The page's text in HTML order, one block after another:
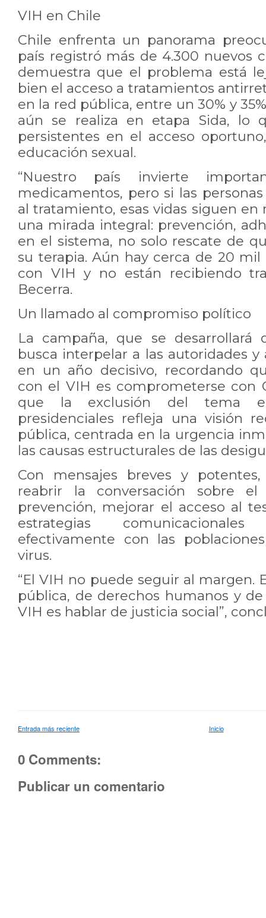
VIH en Chile
Chile enfrenta un panorama
país registró más de 4.300 nuevos
demuestra que el problema está
bien el acceso a tratamientos
en la red pública, entre un 30% y
aún se realiza en etapa Sida, lo
persistentes en el acceso
educación sexual.
“Nuestro país invierte
medicamentos, pero si las
al tratamiento, esas vidas siguen en
una mirada integral: prevención,
en el sistema, no solo rescate de
su terapia. Aún hay cerca de 20 mil
con VIH y no están recibiendo
Becerra.
Un llamado al compromiso político
La campaña, que se desarrollará
busca interpelar a las autoridades
en un año decisivo, recordando
con el VIH es comprometerse con
que la exclusión del tema
presidenciales refleja una visión
pública, centrada en la urgencia
las causas estructurales de las
Con mensajes breves y
reabrir la conversación sobre
prevención, mejorar el acceso al
estrategias
efectivamente con las
virus.
“El VIH no puede seguir al margen.
pública, de derechos humanos y
VIH es hablar de justicia social”,
Entrada más reciente Inicio
0 Comments:
Publicar un comentario